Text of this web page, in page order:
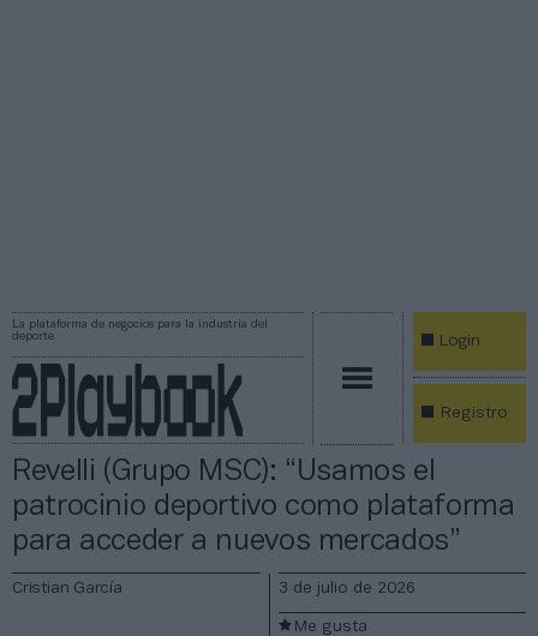
La plataforma de negocios para la industria del
deporte
Login
Registro
Revelli (Grupo MSC): “Usamos el
patrocinio deportivo como plataforma
para acceder a nuevos mercados”
Cristian García 3 de julio de 2026
Me gusta